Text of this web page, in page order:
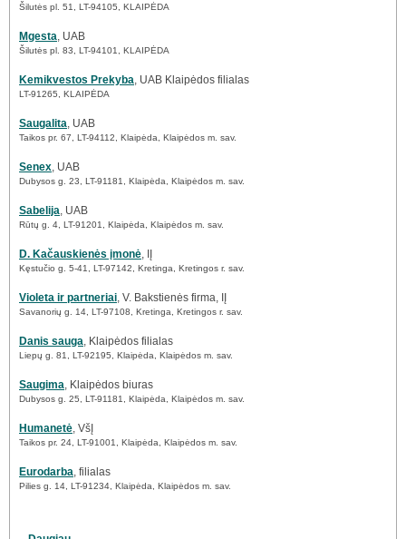
Šilutės pl. 51, LT-94105, KLAIPĖDA
Mgesta, UAB
Šilutės pl. 83, LT-94101, KLAIPĖDA
Kemikvestos Prekyba, UAB Klaipėdos filialas
LT-91265, KLAIPĖDA
Saugalita, UAB
Taikos pr. 67, LT-94112, Klaipėda, Klaipėdos m. sav.
Senex, UAB
Dubysos g. 23, LT-91181, Klaipėda, Klaipėdos m. sav.
Sabelija, UAB
Rūtų g. 4, LT-91201, Klaipėda, Klaipėdos m. sav.
D. Kačauskienės įmonė, IĮ
Kęstučio g. 5-41, LT-97142, Kretinga, Kretingos r. sav.
Violeta ir partneriai, V. Bakstienės firma, IĮ
Savanorių g. 14, LT-97108, Kretinga, Kretingos r. sav.
Danis sauga, Klaipėdos filialas
Liepų g. 81, LT-92195, Klaipėda, Klaipėdos m. sav.
Saugima, Klaipėdos biuras
Dubysos g. 25, LT-91181, Klaipėda, Klaipėdos m. sav.
Humanetė, VšĮ
Taikos pr. 24, LT-91001, Klaipėda, Klaipėdos m. sav.
Eurodarba, filialas
Pilies g. 14, LT-91234, Klaipėda, Klaipėdos m. sav.